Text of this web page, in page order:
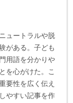
ュートラルや脱
がある。子ども
用語を分かりや
を心がけた。こ
要性を広く伝え
やすい記事を作